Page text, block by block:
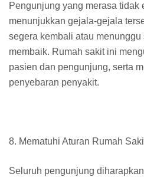
Pengunjung yang merasa tidak
menunjukkan gejala-gejala
segera kembali atau
membaik. Rumah sakit ini
pasien dan pengunjung, serta
penyebaran penyakit.
8. Mematuhi Aturan Rumah
Seluruh pengunjung